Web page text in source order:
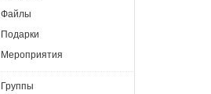
Файлы
Подарки
Мероприятия
Группы